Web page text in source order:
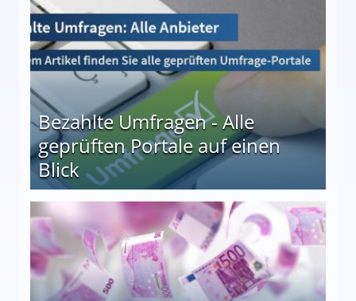
Bezahlte Umfragen - Alle
geprüften Portale auf einen
Blick
auf einen Blick